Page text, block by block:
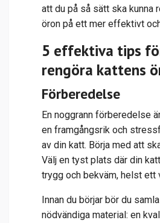
att du på så sätt ska kunna
öron på ett mer effektivt
5 effektiva tips
rengöra kattens
Förberedelse
En noggrann förberedelse
en framgångsrik och
av din katt. Börja med att
Välj en tyst plats där din
trygg och bekväm, helst ett
Innan du börjar bör du
nödvändiga material: en